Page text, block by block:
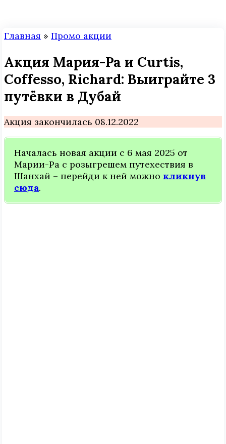
Главная » Промо акции
Акция Мария-Ра и Curtis,
Coffesso, Richard: Выиграйте 3
путёвки в Дубай
Акция закончилась 08.12.2022
Началась новая акции с 6 мая 2025 от
Марии-Ра с розыгрешем путехествия в
Шанхай – перейди к ней можно кликнув
сюда.